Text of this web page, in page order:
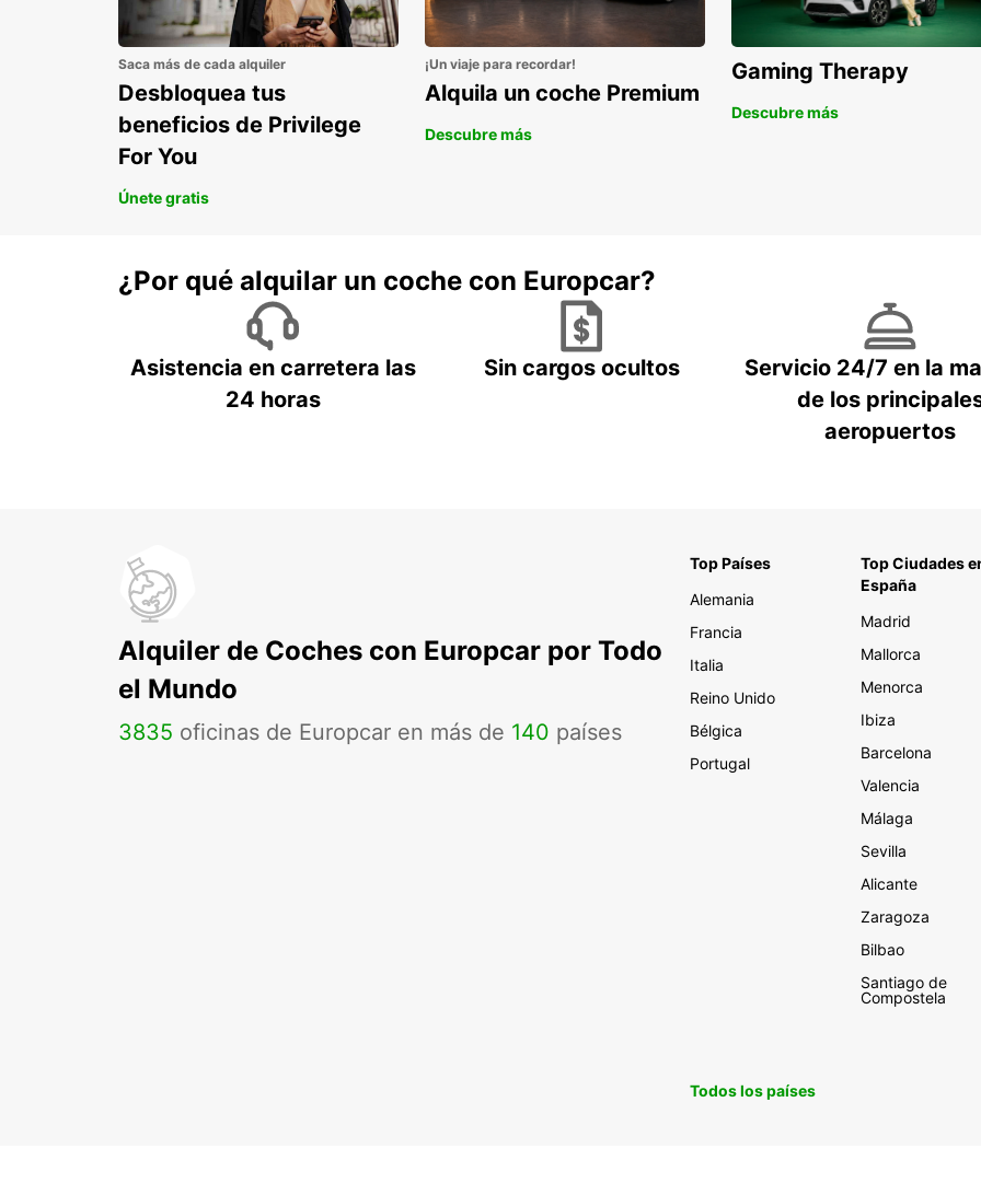
Saca más de cada alquiler
Desbloquea tus
beneficios de Privilege
For You
Únete gratis
¡Un viaje para recordar!
Alquila un coche Premium
Descubre más
Gaming Therapy
Descubre más
¿Por qué alquilar un coche con Europcar?
Asistencia en carretera las
24 horas
Sin cargos ocultos
Servicio 24/7 en la
de los
aeropuertos
Alquiler de Coches con Europcar por Todo
el Mundo
3835 oficinas de Europcar en más de 140 países
Top Países
Alemania
Francia
Italia
Reino Unido
Bélgica
Portugal
Top Ciudades
España
Madrid
Mallorca
Menorca
Ibiza
Barcelona
Valencia
Málaga
Sevilla
Alicante
Zaragoza
Bilbao
Santiago de
Compostela
Todos los países